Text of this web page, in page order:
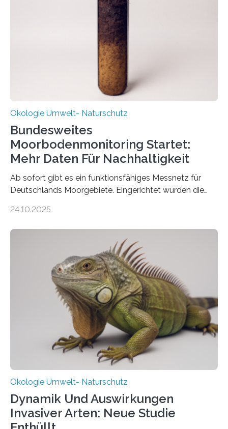
Stadtreinigung Leipzig konzipierte und am 24. Oktober
2025 offiziell eingeweihte Stadtrundgang „KreisLauf“. Er
ist ab sofort im Leipziger Stadtgebiet…
Ökologie Umwelt- Naturschutz
Bundesweites
Moorbodenmonitoring Startet:
Mehr Daten Für Nachhaltigkeit
Ab sofort gibt es ein funktionsfähiges Messnetz für
Deutschlands Moorgebiete. Eingerichtet wurden die
vergangenen fünf Jahren von Wissenschaftlerinnen
heutigen Donnerstag übergeben sie ihren Bericht zur
Aufbauphase an den Auftraggeber, das
Bundesministerium für Landwirtschaft, Ernährung und
Heimat. Braunschweig/Eberswalde (23. Oktober 2025).
Ein Netz aus 155 Messstationen spannt sich neuerdings
über Deutschlands Moorböden. Eingerichtet wurden sie
in den vergangenen fünf Jahren von
Wissenschaftlerinnen und Wissenschaftlern des
Thünen-Instituts für Agrarklimaschutz…
24.10.2025
Ökologie Umwelt- Naturschutz
Dynamik Und Auswirkungen
Invasiver Arten: Neue Studie